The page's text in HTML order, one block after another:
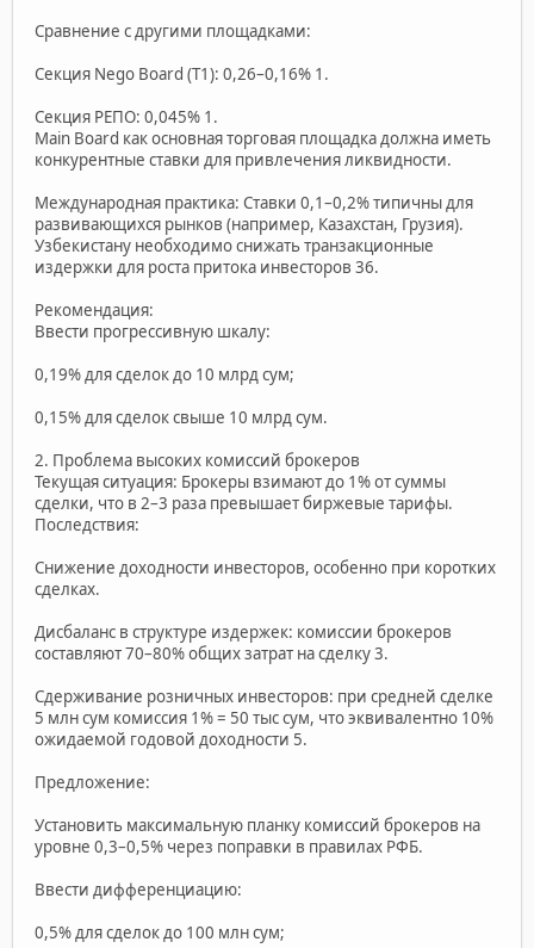
Сравнение с другими площадками:
Секция Nego Board (T1): 0,26–0,16% 1.
Секция РЕПО: 0,045% 1.
Main Board как основная торговая площадка должна иметь
конкурентные ставки для привлечения ликвидности.
Международная практика: Ставки 0,1–0,2% типичны для
развивающихся рынков (например, Казахстан, Грузия).
Узбекистану необходимо снижать транзакционные
издержки для роста притока инвесторов 36.
Рекомендация:
Ввести прогрессивную шкалу:
0,19% для сделок до 10 млрд сум;
0,15% для сделок свыше 10 млрд сум.
2. Проблема высоких комиссий брокеров
Текущая ситуация: Брокеры взимают до 1% от суммы
сделки, что в 2–3 раза превышает биржевые тарифы.
Последствия:
Снижение доходности инвесторов, особенно при коротких
сделках.
Дисбаланс в структуре издержек: комиссии брокеров
составляют 70–80% общих затрат на сделку 3.
Сдерживание розничных инвесторов: при средней сделке
5 млн сум комиссия 1% = 50 тыс сум, что эквивалентно 10%
ожидаемой годовой доходности 5.
Предложение:
Установить максимальную планку комиссий брокеров на
уровне 0,3–0,5% через поправки в правилах РФБ.
Ввести дифференциацию:
0,5% для сделок до 100 млн сум;